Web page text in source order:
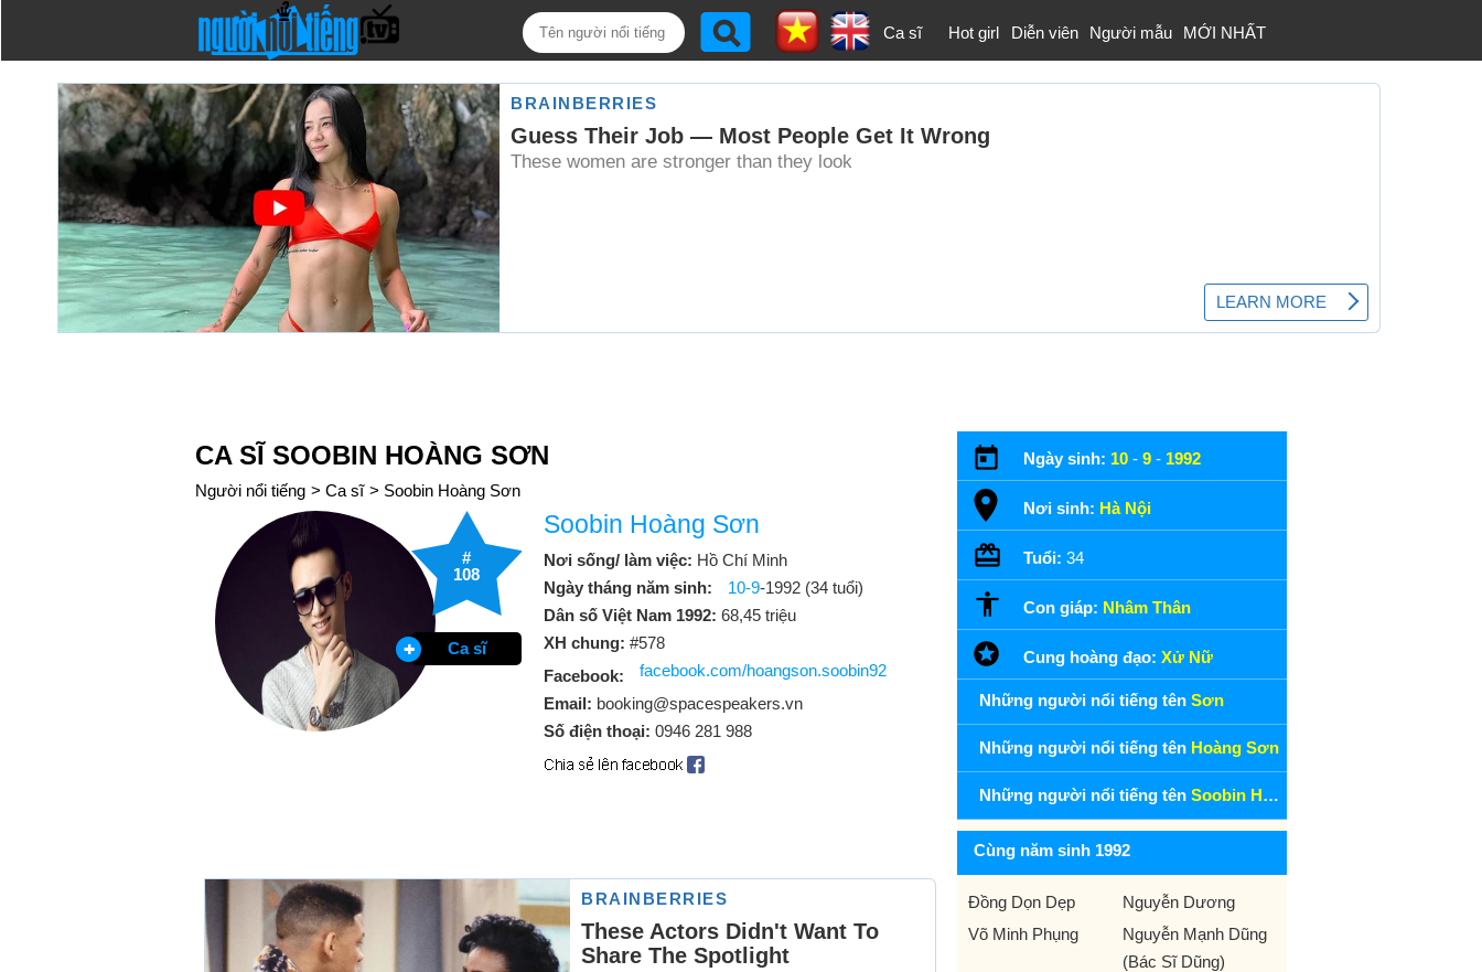
Ca sĩ Hot girl Diễn viên Người mẫu MỚI NHẤT
CA SĨ SOOBIN HOÀNG SƠN
Người nổi tiếng > Ca sĩ > Soobin Hoàng Sơn
#
108
Ca sĩ
Soobin Hoàng Sơn
Nơi sống/ làm việc: Hồ Chí Minh
Ngày tháng năm sinh:
10-9-1992 (34 tuổi)
Dân số Việt Nam 1992: 68,45 triệu
XH chung: #578
Facebook:
facebook.com/hoangson.soobin92
Email: booking@spacespeakers.vn
Số điện thoại: 0946 281 988
Ngày sinh: 10 - 9 - 1992
Nơi sinh: Hà Nội
Tuổi: 34
Con giáp: Nhâm Thân
Cung hoàng đạo: Xử Nữ
Những người nổi tiếng tên Sơn
Những người nổi tiếng tên Hoàng Sơn
Những người nổi tiếng tên Soobin Hoàng Sơn
Cùng năm sinh 1992
Đồng Dọn Dẹp
Nguyễn Dương
Võ Minh Phụng
Nguyễn Mạnh Dũng
(Bác Sĩ Dũng)